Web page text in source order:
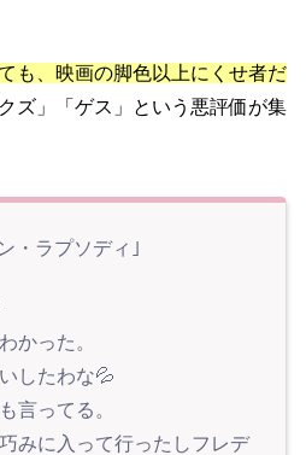
も、映画の脚色以上にくせ者だ
ズ」「ゲス」という悪評価が集
・ラプソディ｣
かった。
したわな💦
言ってる。
みに入って行ったしフレデ